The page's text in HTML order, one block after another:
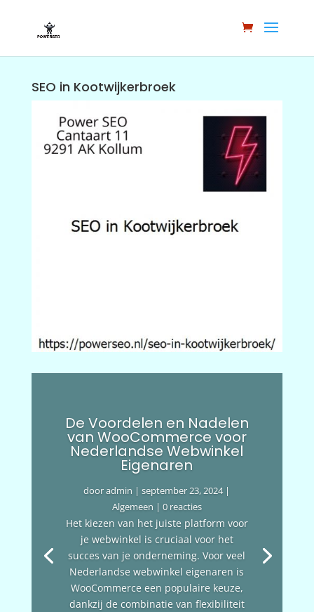
SEO in Kootwijkerbroek
De Voordelen en Nadelen
van WooCommerce voor
Nederlandse Webwinkel
Eigenaren
dooradmin |september 23, 2024|
Algemeen | 0 reacties
Het kiezen van het juiste platform voor
je webwinkel is cruciaal voor het
succes van je onderneming. Voor veel
Nederlandse webwinkel eigenaren is
WooCommerce een populaire keuze,
dankzij de combinatie van flexibiliteit